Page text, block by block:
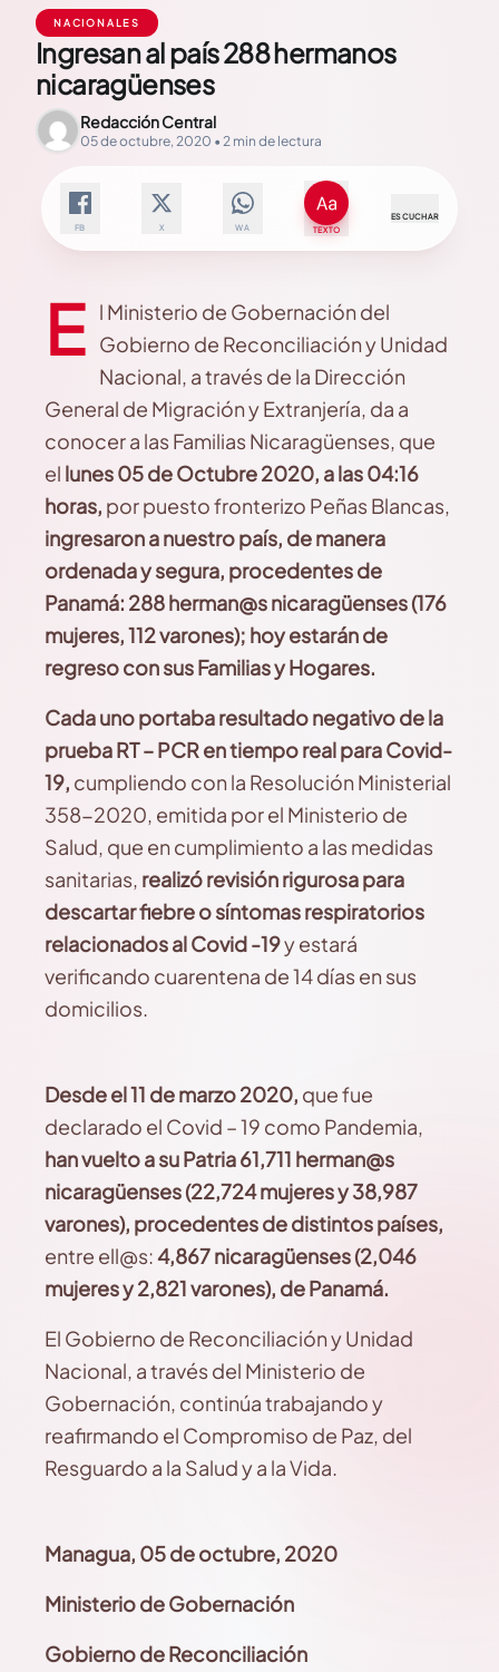
NACIONALES
Ingresan al país 288 hermanos
nicaragüenses
Redacción Central
05 de octubre, 2020 • 2 min de lectura
FB X WA TEXTO
ESCUCHAR
E l Ministerio de Gobernación del
Gobierno de Reconciliación y Unidad
Nacional, a través de la Dirección
General de Migración y Extranjería, da a
conocer a las Familias Nicaragüenses, que
el lunes 05 de Octubre 2020, a las 04:16
horas, por puesto fronterizo Peñas Blancas,
ingresaron a nuestro país, de manera
ordenada y segura, procedentes de
Panamá: 288 herman@s nicaragüenses (176
mujeres, 112 varones); hoy estarán de
regreso con sus Familias y Hogares.
Cada uno portaba resultado negativo de la
prueba RT – PCR en tiempo real para Covid-
19, cumpliendo con la Resolución Ministerial
358-2020, emitida por el Ministerio de
Salud, que en cumplimiento a las medidas
sanitarias, realizó revisión rigurosa para
descartar fiebre o síntomas respiratorios
relacionados al Covid -19y estará
verificando cuarentena de 14 días en sus
domicilios.
Desde el 11 de marzo 2020, que fue
declarado el Covid – 19 como Pandemia,
han vuelto a su Patria 61,711 herman@s
nicaragüenses (22,724 mujeres y 38,987
varones), procedentes de distintos países,
entre ell@s:4,867 nicaragüenses (2,046
mujeres y 2,821 varones), de Panamá.
El Gobierno de Reconciliación y Unidad
Nacional, a través del Ministerio de
Gobernación, continúa trabajando y
reafirmando el Compromiso de Paz, del
Resguardo a la Salud y a la Vida.
Managua, 05 de octubre, 2020
Ministerio de Gobernación
Gobierno de Reconciliación